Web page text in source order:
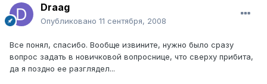
Draag
Опубликовано 11 сентября, 2008
Все понял, спасибо. Вообще извините, нужно было сразу
вопрос задать в новичковой вопроснице, что сверху прибита,
да я поздно ее разглядел...